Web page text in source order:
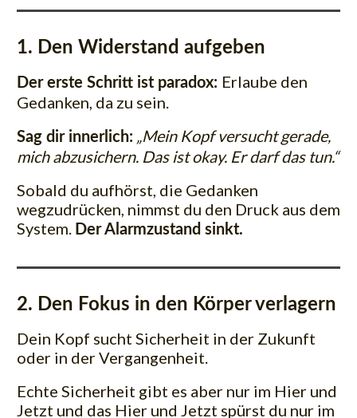
1. Den Widerstand aufgeben
Der erste Schritt ist paradox: Erlaube den
Gedanken, da zu sein.
Sag dir innerlich: „Mein Kopf versucht gerade,
mich abzusichern. Das ist okay. Er darf das tun.“
Sobald du aufhörst, die Gedanken
wegzudrücken, nimmst du den Druck aus dem
System.
Der Alarmzustand sinkt.
2. Den Fokus in den Körper verlagern
Dein Kopf sucht Sicherheit in der Zukunft
oder in der Vergangenheit.
Echte Sicherheit gibt es aber nur im Hier und
Jetzt und das Hier und Jetzt spürst du nur im